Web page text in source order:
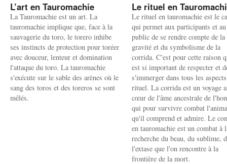
L’art en Tauromachie
La Tauromachie est un art. La
tauromachie implique que, face à la
sauvagerie du toro, le torero inhibe
ses instincts de protection pour toréer
avec douceur, lenteur et domination
l'attaque du toro. La tauromachie
s'exécute sur le sable des arènes où le
sang des toros et des toreros se sont
mêlés.
Le rituel en
Le rituel en tauromachie est le
qui permet aux participants et au
public de se rendre compte de la
gravité et du symbolisme de la
corrida. C'est pour cette raison
est si important de respecter et
s'immerger dans tous les
rituel. La corrida est un voyage
cœur de l'âme ancestrale de
qui pour survivre combat
qu'il comprend et admire. Le
en tauromachie est un combat à
recherche du beau, du sublime,
l'extase que l'on rencontre à la
frontière de la mort.